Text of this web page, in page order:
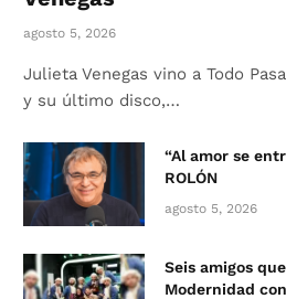
agosto 5, 2026
Julieta Venegas vino a Todo
y su último disco,…
“Al amor se
ROLÓN
agosto 5, 2026
Seis amigos
Modernidad